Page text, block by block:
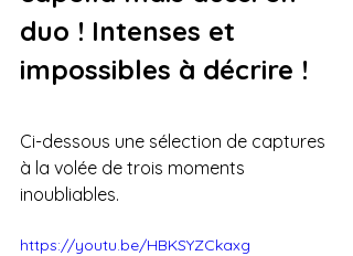
duo ! Intenses et
impossibles à décrire !
Ci-dessous une sélection de captures
à la volée de trois moments
inoubliables.
https://youtu.be/HBKSYZCkaxg